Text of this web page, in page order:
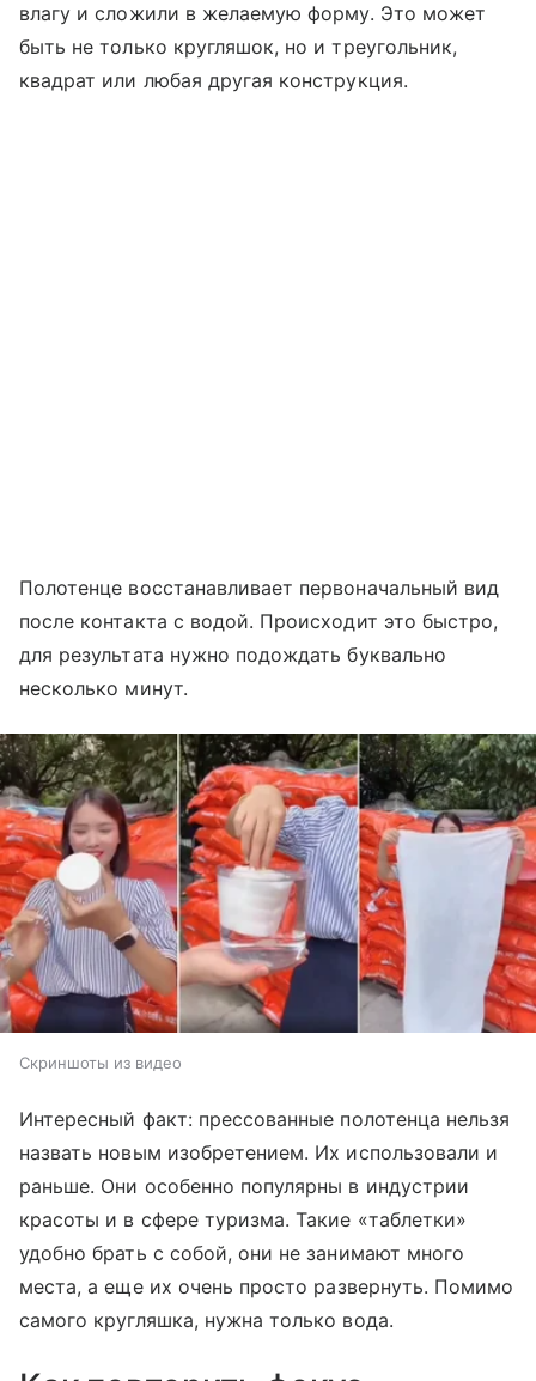
влагу и сложили в желаемую форму. Это может
быть не только кругляшок, но и треугольник,
квадрат или любая другая конструкция.
Полотенце восстанавливает первоначальный вид
после контакта с водой. Происходит это быстро,
для результата нужно подождать буквально
несколько минут.
Скриншоты из видео
Интересный факт: прессованные полотенца нельзя
назвать новым изобретением. Их использовали и
раньше. Они особенно популярны в индустрии
красоты и в сфере туризма. Такие «таблетки»
удобно брать с собой, они не занимают много
места, а еще их очень просто развернуть. Помимо
самого кругляшка, нужна только вода.